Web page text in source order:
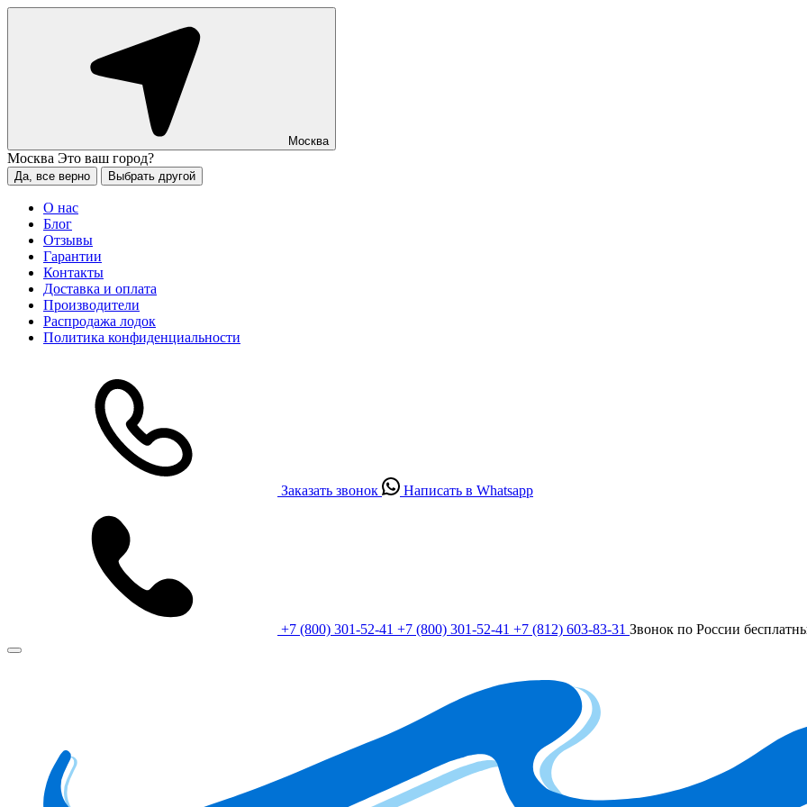
Москва
Москва Это ваш город?
Да, все верно Выбрать другой
О нас
Блог
Отзывы
Гарантии
Контакты
Доставка и оплата
Производители
Распродажа лодок
Политика конфиденциальности
Заказать звонок Написать в Whatsapp
+7 (800) 301-52-41 +7 (800) 301-52-41 +7 (812) 603-83-31 Звонок по России